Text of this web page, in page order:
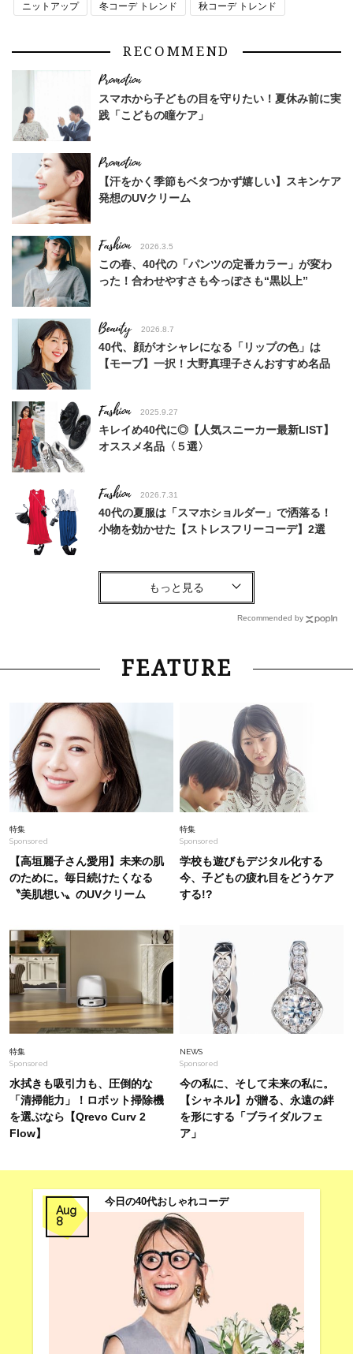
ニットアップ 冬コーデ トレンド 秋コーデ トレンド
RECOMMEND
スマホから子どもの目を守りたい！夏休み前に実
践「こどもの瞳ケア」
【汗をかく季節もベタつかず嬉しい】スキンケア
発想のUVクリーム
Fashion 2026.3.5
この春、40代の「パンツの定番カラー」が変わ
った！合わせやすさも今っぽさも“黒以上”
Beauty 2026.8.7
40代、顔がオシャレになる「リップの色」は
【モーブ】一択！大野真理子さんおすすめ名品
Fashion 2025.9.27
キレイめ40代に◎【人気スニーカー最新LIST】
オススメ名品〈５選〉
Fashion 2026.7.31
40代の夏服は「スマホショルダー」で洒落る！
小物を効かせた【ストレスフリーコーデ】2選
Fashion
40代・STORYライターがJINS（ジンズ）の【ト
レンドサングラス】を試し倒してみた！〈8選〉
Lifestyle 2026.7.22
斎藤工さん×水上恒司さん 「水上さんは、年齢を
Fashion
おしゃれ40代のTシャツは白か黒の２択！ON＆
OFF着回しSNAP【コーデ8選】
40代のワイドパンツは「メンズトップス」で見
違える！【ユニクロ エフ・リッソ】初夏コーデ
〈3選〉
「夏コーデ、何か物足りない？」の答えは【ジュ
エリー使い】にアリ。差がつく40代のお手本＜
Fashion 2026.2.8
【カルティエ、ティファニー】リアル人気は地
金！オシャレ40代の自慢ジュエリーSNAP
Recommended by
FEATURE
特集
Sponsored
【高垣麗子さん愛用】未来の肌
のために。毎日続けたくなる
〝美肌想い〟のUVクリーム
特集
Sponsored
学校も遊びもデジタル化する
今、子どもの疲れ目をどうケア
する!?
特集
Sponsored
水拭きも吸引力も、圧倒的な
「清掃能力」！ロボット掃除機
を選ぶなら【Qrevo Curv 2
Flow】
NEWS
Sponsored
今の私に、そして未来の私に。
【シャネル】が贈る、永遠の絆
を形にする「ブライダルフェ
ア」
Aug
8
今日の40代おしゃれコーデ